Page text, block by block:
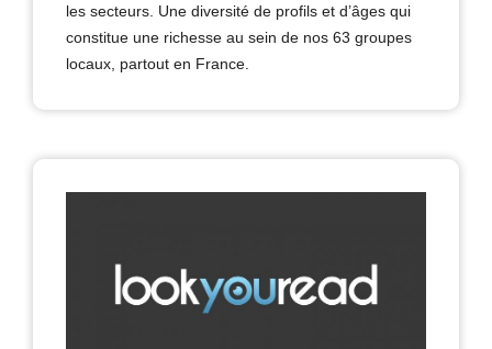
les secteurs. Une diversité de profils et d’âges qui
constitue une richesse au sein de nos 63 groupes
locaux, partout en France.